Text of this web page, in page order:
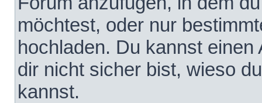
möchtest, oder nur
hochladen. Du kannst
dir nicht sicher bist, wieso
kannst.